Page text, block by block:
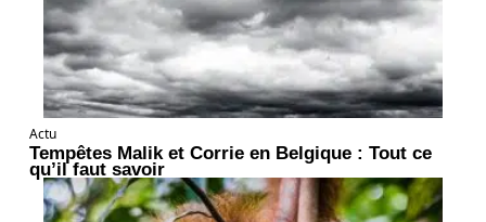
Actu
Tempêtes Malik et Corrie en Belgique : Tout ce
qu’il faut savoir